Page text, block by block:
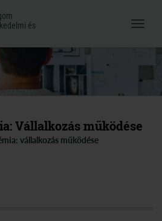
és
és
Menü
Vállalkozás működése
vállalkozás működése